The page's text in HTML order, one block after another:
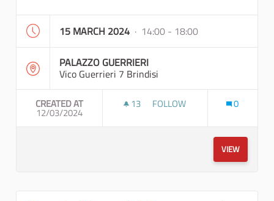
15 MARCH 2024 · 14:00 - 18:00
PALAZZO GUERRIERI
Vico Guerrieri 7 Brindisi
CREATED AT
12/03/2024
13 13 FOLLOWERS
FOLLOW 0
VIEW